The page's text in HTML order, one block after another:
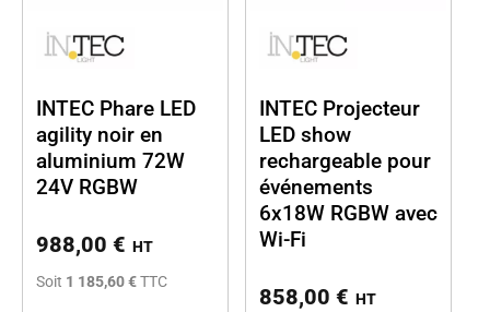
INTEC Phare LED
agility noir en
aluminium 72W
24V RGBW
988,00 € HT
Soit 1 185,60 €TTC
INTEC Projecteur
LED show
rechargeable pour
événements
6x18W RGBW avec
Wi-Fi
858,00 € HT